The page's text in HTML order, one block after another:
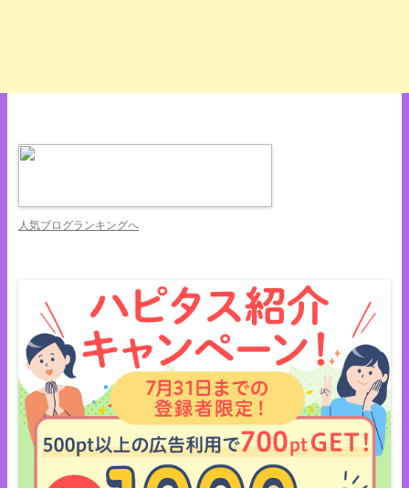
人気ブログランキングへ